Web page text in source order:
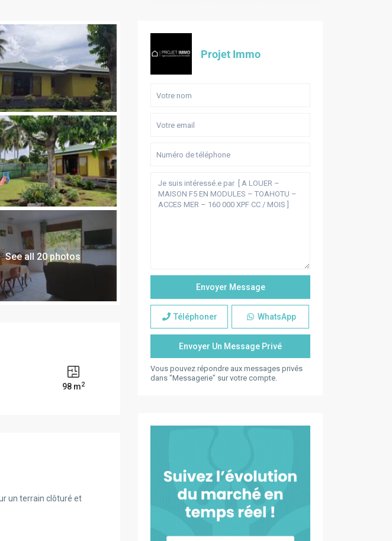
See all 20 photos
98 m2
un terrain clôturé et
Projet Immo
Téléphoner WhatsApp
Vous pouvez répondre aux messages privés
dans "Messagerie" sur votre compte.